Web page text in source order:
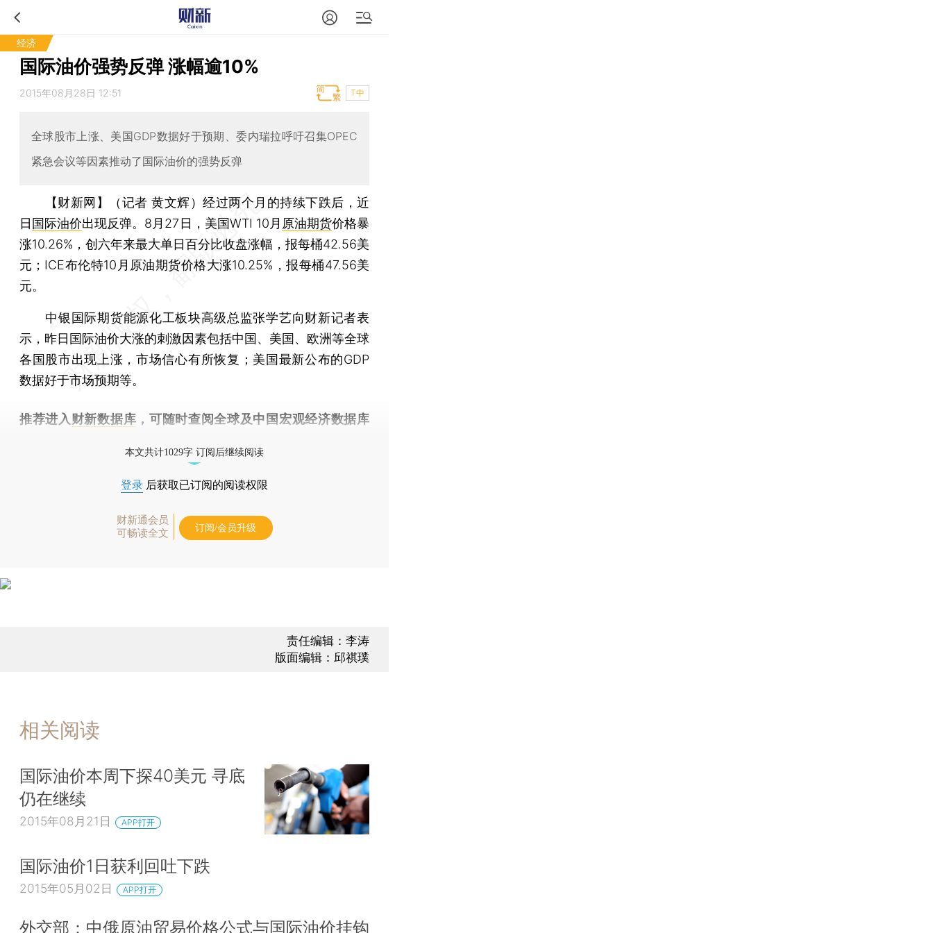
经济
国际油价强势反弹 涨幅逾10%
2015年08月28日 12:51 T中
全球股市上涨、美国GDP数据好于预期、委内瑞拉呼吁召集OPEC
紧急会议等因素推动了国际油价的强势反弹
【财新网】（记者 黄文辉）经过两个月的持续下跌后，近
日国际油价出现反弹。8月27日，美国WTI 10月 原油期货价格暴
涨10.26%，创六年来最大单日百分比收盘涨幅，报每桶42.56美
元；ICE布伦特10月原油期货价格大涨10.25%，报每桶47.56美
元。
中银国际期货能源化工板块高级总监张学艺向财新记者表
示，昨日国际油价大涨的刺激因素包括中国、美国、欧洲等全球
各国股市出现上涨，市场信心有所恢复；美国最新公布的GDP
数据好于市场预期等。
推荐进入 财新数据库 ，可随时查阅全球及中国宏观经济数据库
本文共计1029字 订阅后继续阅读
登录 后获取已订阅的阅读权限
财新通会员
可畅读全文
订阅/会员升级
责任编辑：李涛
版面编辑：邱祺璞
相关阅读
国际油价本周下探40美元 寻底
仍在继续
2015年08月21日 APP打开
国际油价1日获利回吐下跌
2015年05月02日 APP打开
外交部：中俄原油贸易价格公式与国际油价挂钩